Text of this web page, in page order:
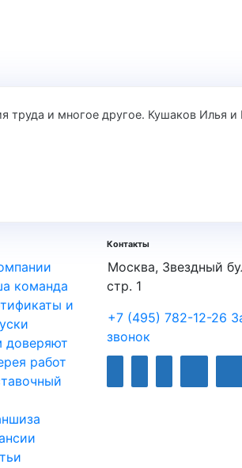
труда и многое другое. Кушаков Илья и
команда
и
доверяют
работ
Контакты
Москва, Звездный
стр. 1
+7 (495) 782-12-26
звонок